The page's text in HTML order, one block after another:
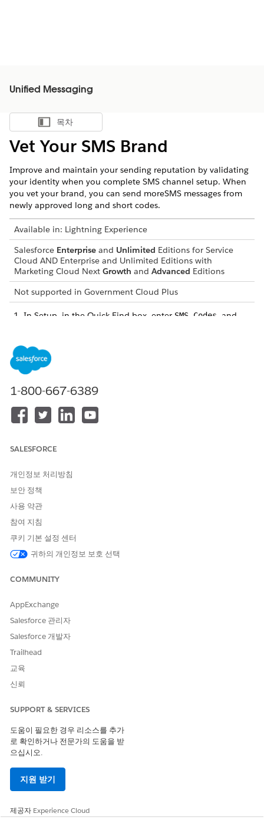
Unified Messaging
목차 표시
목차
Vet Your SMS Brand
Improve and maintain your sending reputation by validating
your identity when you complete SMS channel setup. When
you vet your brand, you can send moreSMS messages from
newly approved long and short codes.
Available in: Lightning Experience
Salesforce Enterprise and Unlimited Editions for Service
Cloud AND Enterprise and Unlimited Editions with
Marketing Cloud Next Growth and Advanced Editions
Not supported in Government Cloud Plus
In Setup, in the Quick Find box, enter SMS Codes
, and
Import an existing brand vetting record or request a new
vetting.
Select the brand you want to vet.
Select the type of vetting and which partner this process
To receive notification of the brand vetting result, enter an
email address. This process can take from 10 to 30 days.
1-800-667-6389
SALESFORCE
개인정보 처리방침
보안 정책
사용 약관
참여 지침
쿠키 기본 설정 센터
귀하의 개인정보 보호 선택
COMMUNITY
AppExchange
Salesforce 관리자
Salesforce 개발자
Trailhead
교육
신뢰
SUPPORT & SERVICES
도움이 필요한 경우 리소스를 추가
로 확인하거나 전문가의 도움을 받
으십시오.
지원 받기
제공자 Experience Cloud